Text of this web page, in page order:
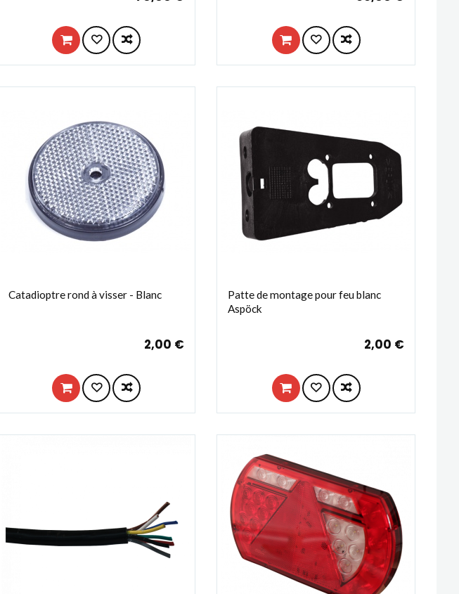
Catadioptre rond à visser - Blanc
2,00 €
Patte de montage pour feu blanc
Aspöck
2,00 €